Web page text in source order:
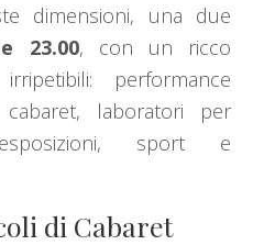
dimensioni, una due
23.00, con un ricco
performance
laboratori per
sport e
di Cabaret